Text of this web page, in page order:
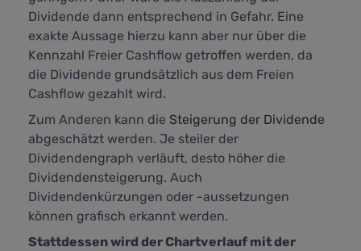
Dividende dann entsprechend in Gefahr. Eine
exakte Aussage hierzu kann aber nur über die
Kennzahl Freier Cashflow getroffen werden, da
die Dividende grundsätzlich aus dem Freien
Cashflow gezahlt wird.
Zum Anderen kann die Steigerung der Dividende
abgeschätzt werden. Je steiler der
Dividendengraph verläuft, desto höher die
Dividendensteigerung. Auch
Dividendenkürzungen oder -aussetzungen
können grafisch erkannt werden.
Stattdessen wird der Chartverlauf mit der